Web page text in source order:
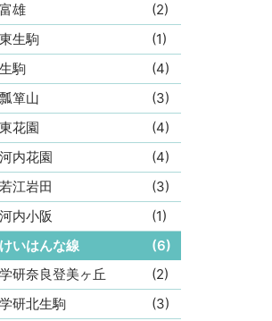
富雄
(2)
東生駒
(1)
生駒
(4)
瓢箪山
(3)
東花園
(4)
河内花園
(4)
若江岩田
(3)
河内小阪
(1)
けいはんな線
(6)
学研奈良登美ヶ丘
(2)
学研北生駒
(3)